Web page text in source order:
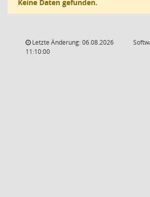
Keine Daten gefunden.
Letzte Änderung: 06.08.2026
11:10:00